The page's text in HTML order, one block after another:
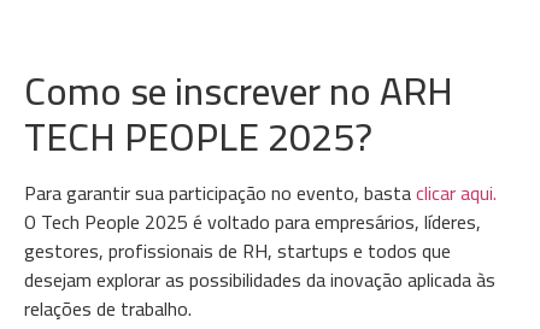
Como se inscrever no ARH
TECH PEOPLE 2025?
Para garantir sua participação no evento, bastaclicar aqui.
O Tech People 2025 é voltado para empresários, líderes,
gestores, profissionais de RH, startups e todos que
desejam explorar as possibilidades da inovação aplicada às
relações de trabalho.